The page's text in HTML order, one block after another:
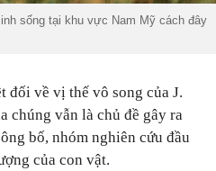
sống tại khu vực Nam Mỹ cách đây
đối về vị thế vô song của J.
chúng vẫn là chủ đề gây ra
bố, nhóm nghiên cứu đầu
của con vật.